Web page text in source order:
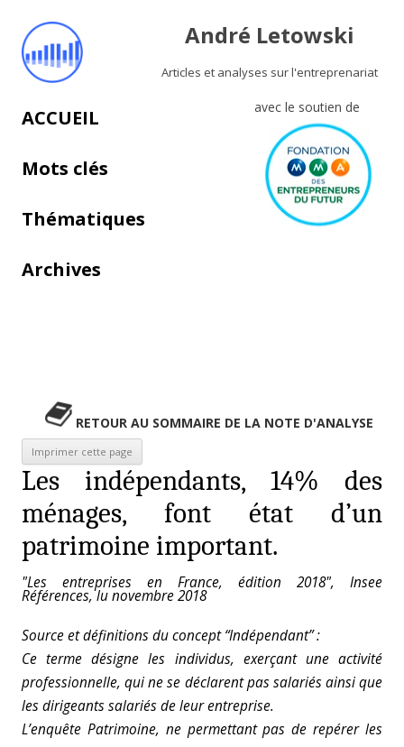
André Letowski
Articles et analyses sur l'entreprenariat
avec le soutien de
Aller au contenu principal
ACCUEIL
Mots clés
Thématiques
Archives
RETOUR AU SOMMAIRE DE LA NOTE D'ANALYSE
Les indépendants, 14% des
ménages, font état d’un
patrimoine important.
"Les entreprises en France, édition 2018", Insee
Références, lu novembre 2018
Source et définitions du concept “Indépendant” :
Ce terme désigne les individus, exerçant une activité
professionnelle, qui ne se déclarent pas salariés ainsi que
les dirigeants salariés de leur entreprise.
L’enquête Patrimoine, ne permettant pas de repérer les